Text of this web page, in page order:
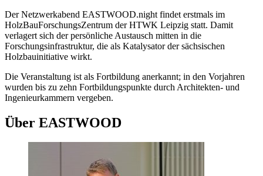
Der Netzwerkabend EASTWOOD.night findet erstmals im
HolzBauForschungsZentrum der HTWK Leipzig statt. Damit
verlagert sich der persönliche Austausch mitten in die
Forschungsinfrastruktur, die als Katalysator der sächsischen
Holzbauinitiative wirkt.
Die Veranstaltung ist als Fortbildung anerkannt; in den Vorjahren
wurden bis zu zehn Fortbildungspunkte durch Architekten- und
Ingenieurkammern vergeben.
Über EASTWOOD